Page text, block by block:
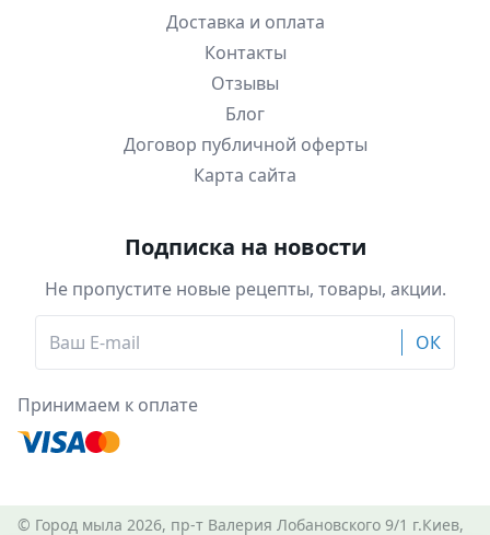
Доставка и оплата
Контакты
Отзывы
Блог
Договор публичной оферты
Карта сайта
Подписка на новости
Не пропустите новые рецепты, товары, акции.
ОК
Принимаем к оплате
© Город мыла 2026, пр-т Валерия Лобановского 9/1 г.Киев,